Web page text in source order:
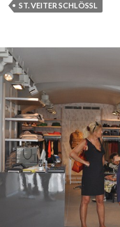
ST. VEITER SCHLÖSSL